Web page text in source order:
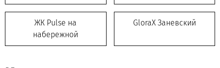
ЖК Pulse на
набережной
GloraX Заневский